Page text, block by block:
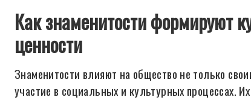
Как знаменитости формируют
ценности
Знаменитости влияют на общество не только
участие в социальных и культурных процессах.